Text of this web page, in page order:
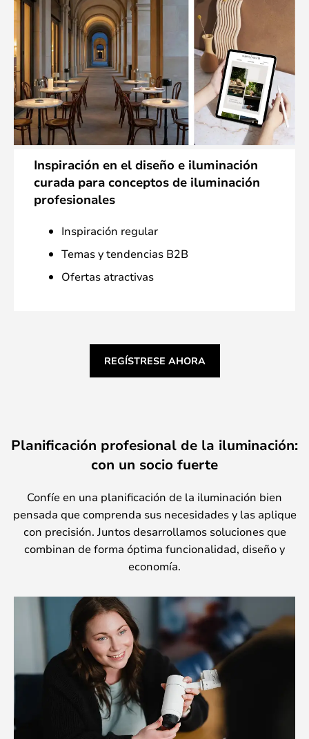
Inspiración en el diseño e iluminación
curada para conceptos de iluminación
profesionales
Inspiración regular
Temas y tendencias B2B
Ofertas atractivas
REGÍSTRESE AHORA
Planificación profesional de la iluminación:
con un socio fuerte
Confíe en una planificación de la iluminación bien
pensada que comprenda sus necesidades y las aplique
con precisión. Juntos desarrollamos soluciones que
combinan de forma óptima funcionalidad, diseño y
economía.